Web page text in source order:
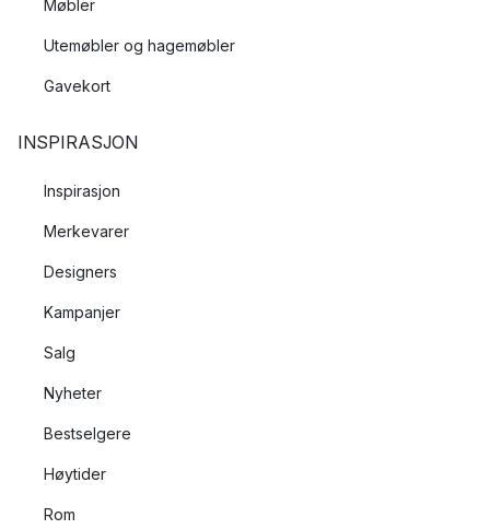
Møbler
Utemøbler og hagemøbler
Gavekort
INSPIRASJON
Inspirasjon
Merkevarer
Designers
Kampanjer
Salg
Nyheter
Bestselgere
Høytider
Rom